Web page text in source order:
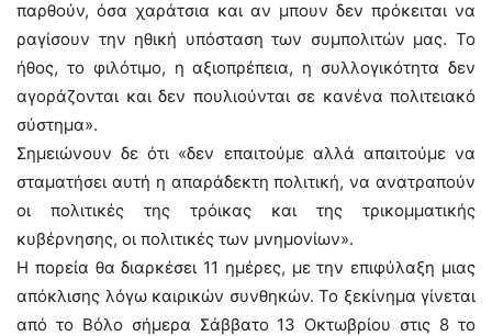
παρθούν, όσα χαράτσια και αν μπουν δεν πρόκειται να
ραγίσουν την ηθική υπόσταση των συμπολιτών μας. Το
ήθος, το φιλότιμο, η αξιοπρέπεια, η συλλογικότητα δεν
αγοράζονται και δεν πουλιούνται σε κανένα πολιτειακό
σύστημα».
Σημειώνουν δε ότι «δεν επαιτούμε αλλά απαιτούμε να
σταματήσει αυτή η απαράδεκτη πολιτική, να ανατραπούν
οι πολιτικές της τρόικας και της τρικομματικής
κυβέρνησης, οι πολιτικές των μνημονίων».
Η πορεία θα διαρκέσει 11 ημέρες, με την επιφύλαξη μιας
απόκλισης λόγω καιρικών συνθηκών. Το ξεκίνημα γίνεται
από το Βόλο σήμερα Σάββατο 13 Οκτωβρίου στις 8 το